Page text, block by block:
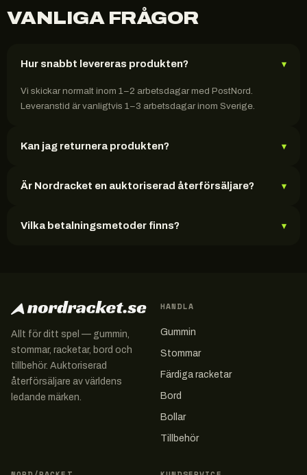
VANLIGA FRÅGOR
Hur snabbt levereras produkten? ▾
Vi skickar normalt inom 1–2 arbetsdagar med PostNord.
Leveranstid är vanligtvis 1–3 arbetsdagar inom Sverige.
Kan jag returnera produkten? ▾
Är Nordracket en auktoriserad återförsäljare? ▾
Vilka betalningsmetoder finns? ▾
Allt för ditt spel — gummin,
stommar, racketar, bord och
tillbehör. Auktoriserad
återförsäljare av världens
ledande märken.
HANDLA
Gummin
Stommar
Färdiga racketar
Bord
Bollar
Tillbehör